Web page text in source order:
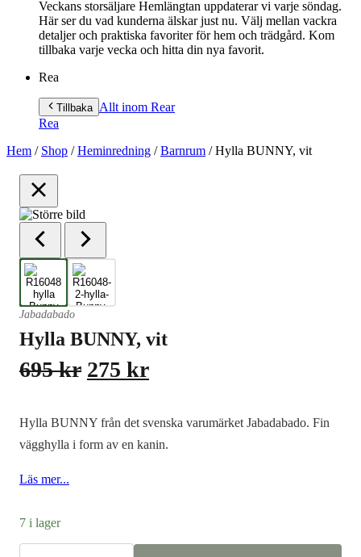
Veckans storsäljare Hemlängtan uppdaterar vi varje söndag.
Här ser du vad kunderna älskar just nu. Välj mellan vackra
detaljer och praktiska favoriter för hem och trädgård. Kom
tillbaka varje vecka och hitta din nya favorit.
Rea
Tillbaka Allt inom Rear
Rea
Hem / Shop /Heminredning /Barnrum /Hylla BUNNY, vit
Jabadabado
Hylla BUNNY, vit
695kr Det
priset
var:
275 krDet
priset
är:
Hylla BUNNY från det svenska varumärket Jabadabado. Fin
vägghylla i form av en kanin.
Läs mer...
7 i lager